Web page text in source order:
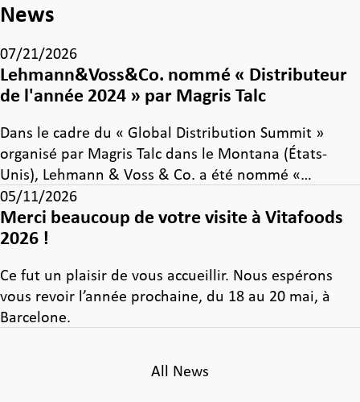
News
07/21/2026
Lehmann&Voss&Co. nommé « Distributeur
de l'année 2024 » par Magris Talc
Dans le cadre du « Global Distribution Summit »
organisé par Magris Talc dans le Montana (États-
Unis), Lehmann & Voss & Co. a été nommé «…
05/11/2026
Merci beaucoup de votre visite à Vitafoods
2026 !
Ce fut un plaisir de vous accueillir. Nous espérons
vous revoir l’année prochaine, du 18 au 20 mai, à
Barcelone.
All News